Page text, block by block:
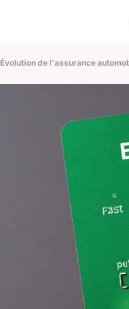
Évolution de l'assurance